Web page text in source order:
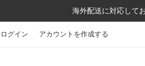
海外配送に対応して
ログイン アカウントを作成する